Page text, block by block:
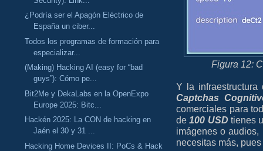
¿Podría ser el Apagón Eléctrico de
España un ciber...
Todos los programas de formación para
especializar...
(Making) Hacking AI (easy for “bad
guys”): Cómo pe...
Bit2Me y DekaLabs en la OpenExpo
Europe 2025: Bitc...
Hackén 2025: La CON de hacking en
Jaén el 30 y 31 ...
Hacking Home Devices II: PoCs & Hack
Figura 12:
Y la
Captchas
comerciales para
de100 USD tienes
imágenes o
necesitas más,